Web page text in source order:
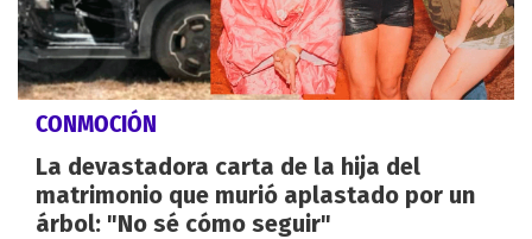
CONMOCIÓN
La devastadora carta de la hija del
matrimonio que murió aplastado por un
árbol: "No sé cómo seguir"